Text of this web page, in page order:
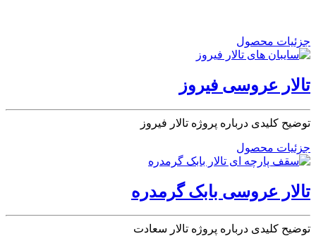
جزئیات محصول
تالار عروسی فیروز
توضیح کلیدی درباره پروژه تالار فیروز
جزئیات محصول
تالار عروسی بابک گرمدره
توضیح کلیدی درباره پروژه تالار سعادت